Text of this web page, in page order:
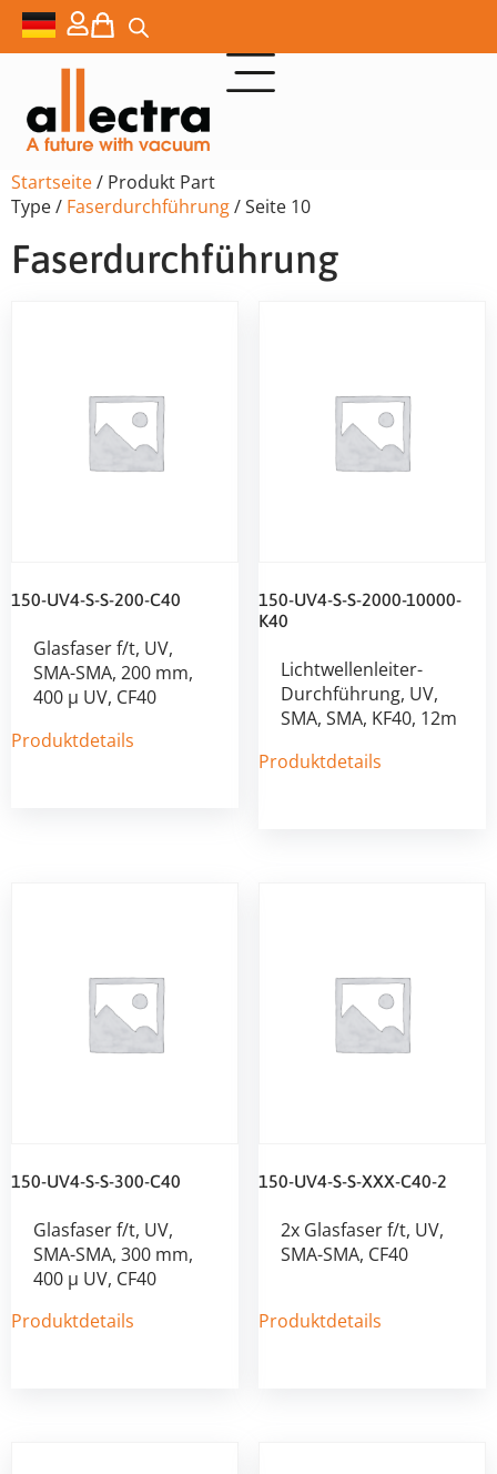
Startseite/ Produkt Part
Type / Faserdurchführung/ Seite 10
Faserdurchführung
150-UV4-S-S-200-C40
Glasfaser f/t, UV,
SMA-SMA, 200 mm,
400 µ UV, CF40
Produktdetails
150-UV4-S-S-2000-10000-
K40
Lichtwellenleiter-
Durchführung, UV,
SMA, SMA, KF40, 12m
Produktdetails
150-UV4-S-S-300-C40
Glasfaser f/t, UV,
SMA-SMA, 300 mm,
400 µ UV, CF40
Produktdetails
150-UV4-S-S-XXX-C40-2
2x Glasfaser f/t, UV,
SMA-SMA, CF40
Produktdetails